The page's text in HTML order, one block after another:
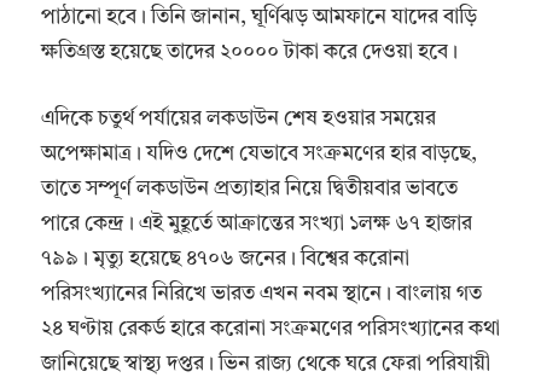
পাঠানো হবে। তিনি জানান, ঘূর্ণিঝড় আমফানে যাদের বাড়ি
ক্ষতিগ্রস্ত হয়েছে তাদের ২০০০০ টাকা করে দেওয়া হবে।
এদিকে চতুর্থ পর্যায়ের লকডাউন শেষ হওয়ার সময়ের
অপেক্ষামাত্র। যদিও দেশে যেভাবে সংক্রমণের হার বাড়ছে,
তাতে সম্পূর্ণ লকডাউন প্রত্যাহার নিয়ে দ্বিতীয়বার ভাবতে
পারে কেন্দ্র। এই মুহূর্তে আক্রান্তের সংখ্যা ১লক্ষ ৬৭ হাজার
৭৯৯। মৃত্যু হয়েছে ৪৭০৬ জনের। বিশ্বের করোনা
পরিসংখ্যানের নিরিখে ভারত এখন নবম স্থানে। বাংলায় গত
২৪ ঘণ্টায় রেকর্ড হারে করোনা সংক্রমণের পরিসংখ্যানের কথা
জানিয়েছে স্বাস্থ্য দপ্তর। ভিন রাজ্য থেকে ঘরে ফেরা পরিযায়ী